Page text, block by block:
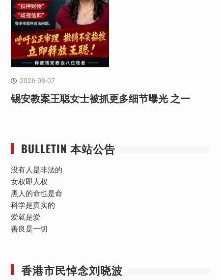
2026-08-07
锡安教案王聪女士被抓更多细节曝光 之一
BULLETIN 本站公告
没有人是非法的
女权即人权
黑人的命也是命
科学是真实的
爱就是爱
善良是一切
香港市民悼念刘晓波